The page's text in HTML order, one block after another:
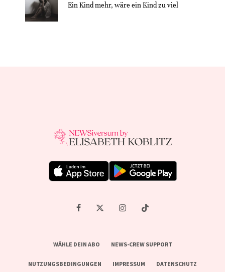
Ein Kind mehr, wäre ein Kind zu viel
WÄHLE DEIN ABO NEWS-CREW SUPPORT
NUTZUNGSBEDINGUNGEN IMPRESSUM DATENSCHUTZ